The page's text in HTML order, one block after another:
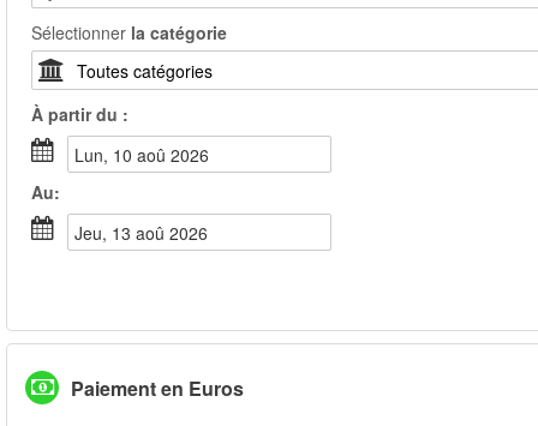
Sélectionner la catégorie
À partir du :
lun, 10 aoû 2026
Au:
jeu, 13 aoû 2026
Paiement en Euros